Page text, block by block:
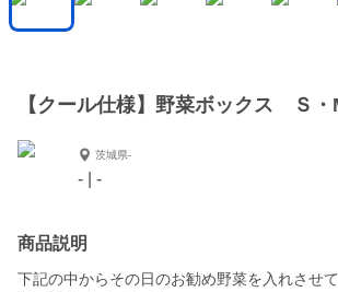
【クール仕様】野菜ボックス Ｓ・
茨城県-
- | -
商品説明
下記の中からその日のお勧め野菜を入れさせて